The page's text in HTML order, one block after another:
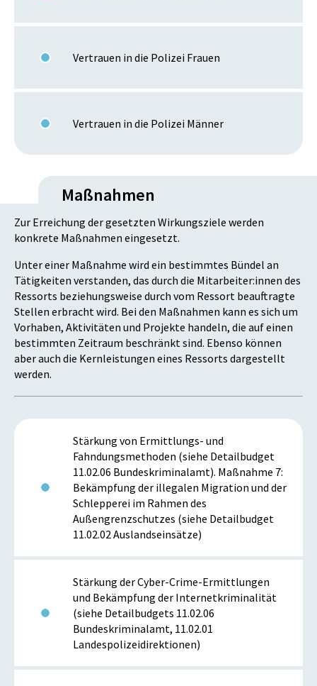
Vertrauen in die Polizei Frauen
Vertrauen in die Polizei Männer
Maßnahmen
Zur Erreichung der gesetzten Wirkungsziele werden
konkrete Maßnahmen eingesetzt.
Unter einer Maßnahme wird ein bestimmtes Bündel an
Tätigkeiten verstanden, das durch die Mitarbeiter:innen des
Ressorts beziehungsweise durch vom Ressort beauftragte
Stellen erbracht wird. Bei den Maßnahmen kann es sich um
Vorhaben, Aktivitäten und Projekte handeln, die auf einen
bestimmten Zeitraum beschränkt sind. Ebenso können
aber auch die Kernleistungen eines Ressorts dargestellt
werden.
Stärkung von Ermittlungs- und
Fahndungsmethoden (siehe Detailbudget
11.02.06 Bundeskriminalamt). Maßnahme 7:
Bekämpfung der illegalen Migration und der
Schlepperei im Rahmen des
Außengrenzschutzes (siehe Detailbudget
11.02.02 Auslandseinsätze)
Stärkung der Cyber-Crime-Ermittlungen
und Bekämpfung der Internetkriminalität
(siehe Detailbudgets 11.02.06
Bundeskriminalamt, 11.02.01
Landespolizeidirektionen)